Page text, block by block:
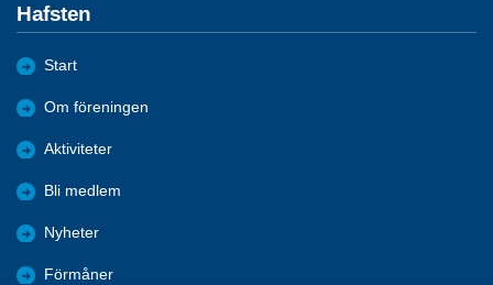
Hafsten
Start
Om föreningen
Aktiviteter
Bli medlem
Nyheter
Förmåner